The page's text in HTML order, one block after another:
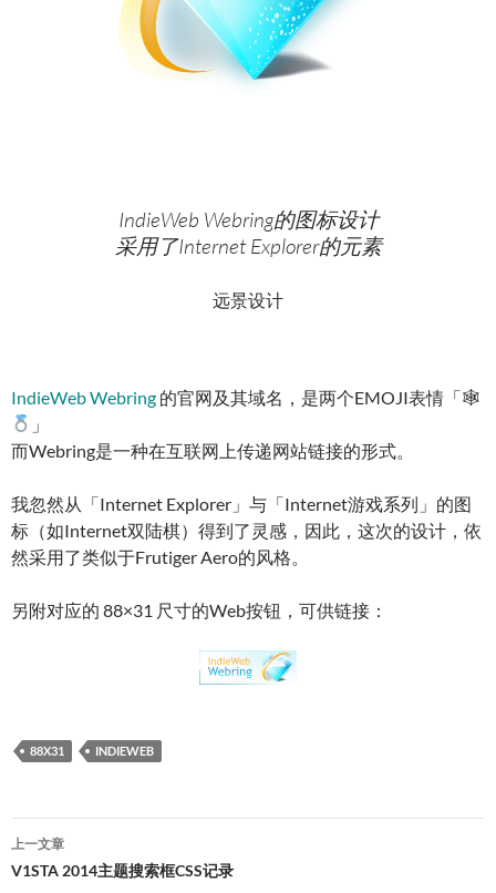
IndieWeb Webring的图标设计
采用了Internet Explorer的元素
远景设计
IndieWeb Webring 的官网及其域名，是两个EMOJI表情「🕸
」
而Webring是一种在互联网上传递网站链接的形式。
我忽然从「Internet Explorer」与「Internet游戏系列」的图
标（如Internet双陆棋）得到了灵感，因此，这次的设计，依
然采用了类似于Frutiger Aero的风格。
另附对应的 88×31 尺寸的Web按钮，可供链接：
88X31 INDIEWEB
文
章
上一文章
V1STA 2014主题搜索框CSS记录